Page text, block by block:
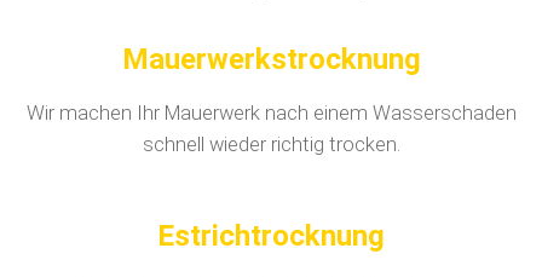
Mauerwerkstrocknung
Wir machen Ihr Mauerwerk nach einem Wasserschaden
schnell wieder richtig trocken.
Estrichtrocknung